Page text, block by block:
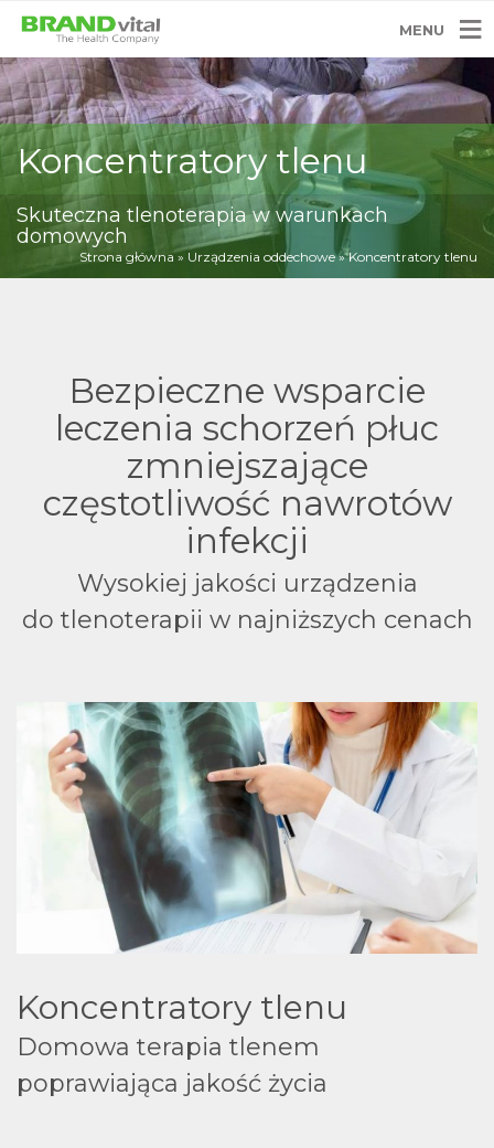
MENU
Koncentratory tlenu
Skuteczna tlenoterapia w warunkach
domowych
Strona główna» Urządzenia oddechowe»Koncentratory tlenu
Bezpieczne wsparcie
leczenia schorzeń płuc
zmniejszające
częstotliwość nawrotów
infekcji
Wysokiej jakości urządzenia
do tlenoterapii w najniższych cenach
Koncentratory tlenu
Domowa terapia tlenem
poprawiająca jakość życia